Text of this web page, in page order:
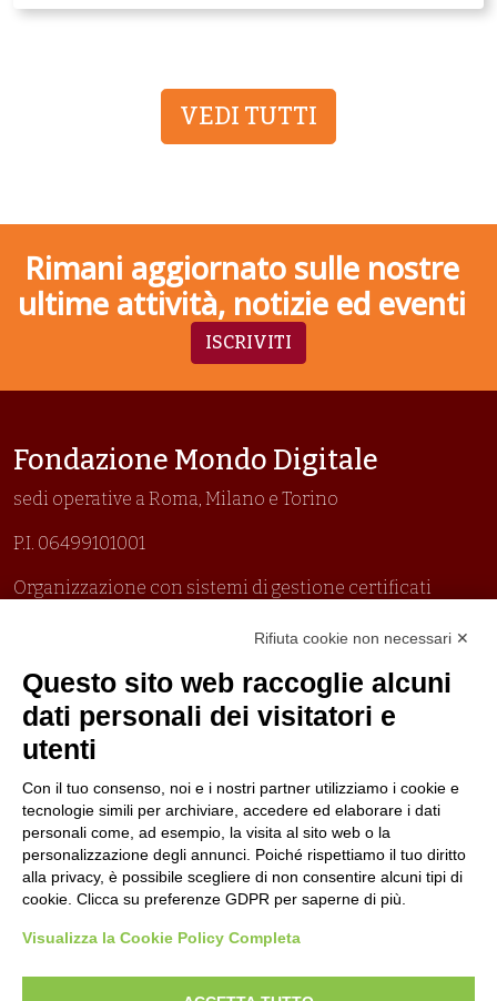
VEDI TUTTI
Rimani aggiornato sulle nostre
ultime attività, notizie ed eventi
ISCRIVITI
Fondazione Mondo Digitale
sedi operative a Roma, Milano e Torino
P.I. 06499101001
Organizzazione con sistemi di gestione certificati
Politica per la parità di genere
Politica antibullismo
Piè di pagina
Contatti
Lavora con noi
Seguici su
Rifiuta cookie non necessari ✕
Questo sito web raccoglie alcuni
dati personali dei visitatori e
utenti
Con il tuo consenso, noi e i nostri partner utilizziamo i cookie e
tecnologie simili per archiviare, accedere ed elaborare i dati
personali come, ad esempio, la visita al sito web o la
personalizzazione degli annunci. Poiché rispettiamo il tuo diritto
alla privacy, è possibile scegliere di non consentire alcuni tipi di
cookie. Clicca su preferenze GDPR per saperne di più.
Visualizza la Cookie Policy Completa